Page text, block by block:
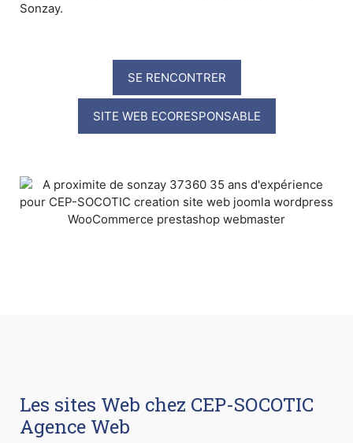
Sonzay.
SE RENCONTRER
SITE WEB ECORESPONSABLE
Les sites Web chez CEP-SOCOTIC
Agence Web